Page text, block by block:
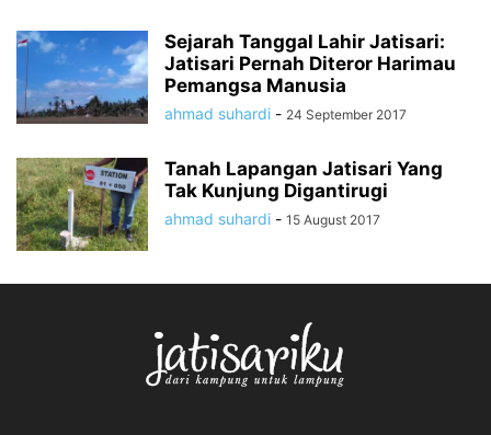
Sejarah Tanggal Lahir Jatisari:
Jatisari Pernah Diteror Harimau
Pemangsa Manusia
ahmad suhardi - 24 September 2017
Tanah Lapangan Jatisari Yang
Tak Kunjung Digantirugi
ahmad suhardi - 15 August 2017